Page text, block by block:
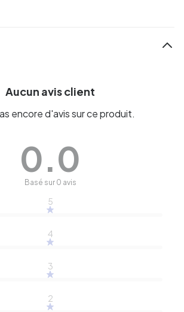
Aucun avis client
encore d'avis sur ce produit.
0.0
Basé sur 0 avis
5
4
3
2